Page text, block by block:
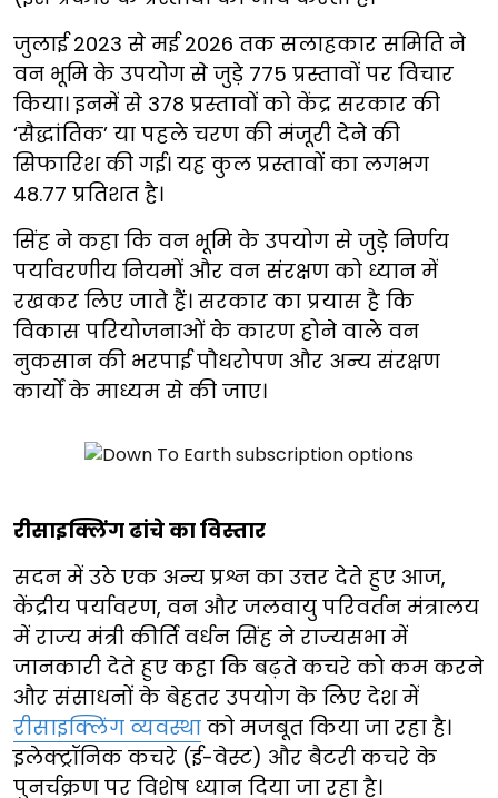
जुलाई 2023 से मई 2026 तक सलाहकार समिति ने
वन भूमि के उपयोग से जुड़े 775 प्रस्तावों पर विचार
किया। इनमें से 378 प्रस्तावों को केंद्र सरकार की
‘सैद्धांतिक’ या पहले चरण की मंजूरी देने की
सिफारिश की गई। यह कुल प्रस्तावों का लगभग
48.77 प्रतिशत है।
सिंह ने कहा कि वन भूमि के उपयोग से जुड़े निर्णय
पर्यावरणीय नियमों और वन संरक्षण को ध्यान में
रखकर लिए जाते हैं। सरकार का प्रयास है कि
विकास परियोजनाओं के कारण होने वाले वन
नुकसान की भरपाई पौधरोपण और अन्य संरक्षण
कार्यों के माध्यम से की जाए।
रीसाइक्लिंग ढांचे का विस्तार
सदन में उठे एक अन्य प्रश्न का उत्तर देते हुए आज,
केंद्रीय पर्यावरण, वन और जलवायु परिवर्तन मंत्रालय
में राज्य मंत्री कीर्ति वर्धन सिंह ने राज्यसभा में
जानकारी देते हुए कहा कि बढ़ते कचरे को कम करने
और संसाधनों के बेहतर उपयोग के लिए देश में
रीसाइक्लिंग व्यवस्था को मजबूत किया जा रहा है।
इलेक्ट्रॉनिक कचरे (ई-वेस्ट) और बैटरी कचरे के
पुनर्चक्रण पर विशेष ध्यान दिया जा रहा है।